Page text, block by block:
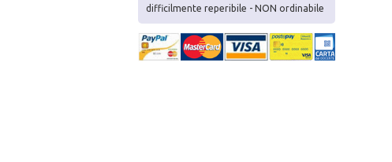
difficilmente reperibile - NON ordinabile
Allora iscriviti alla nostra newsletter!
Sarai informato delle nostre novità, potrai
comunque cancellarti quando desideri.